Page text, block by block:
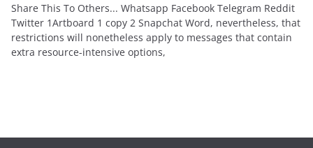
Share This To Others... Whatsapp Facebook Telegram Reddit
Twitter 1Artboard 1 copy 2 Snapchat Word, nevertheless, that
restrictions will nonetheless apply to messages that contain
extra resource-intensive options,